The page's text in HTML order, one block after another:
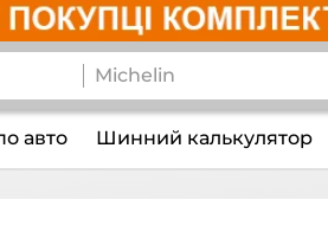
авто Шинний калькулятор